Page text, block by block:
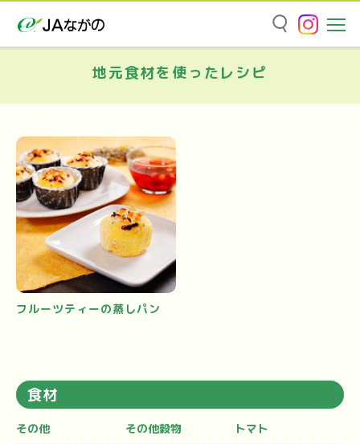
地元食材を使ったレシピ
フルーツティーの蒸しパン
食材
その他 その他穀物 トマト